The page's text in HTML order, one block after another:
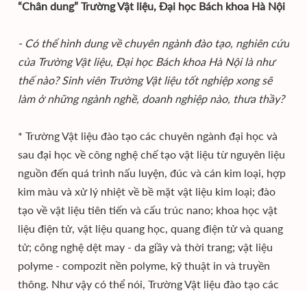
“Chân dung” Trường Vật liệu, Đại học Bách khoa Hà Nội
- Có thể hình dung về chuyên ngành đào tạo, nghiên cứu
của Trường Vật liệu, Đại học Bách khoa Hà Nội là như
thế nào? Sinh viên Trường Vật liệu tốt nghiệp xong sẽ
làm ở những ngành nghề, doanh nghiệp nào, thưa thầy?
* Trường Vật liệu đào tạo các chuyên ngành đại học và
sau đại học về công nghệ chế tạo vật liệu từ nguyên liệu
nguồn đến quá trình nấu luyện, đúc và cán kim loại, hợp
kim màu và xử lý nhiệt về bề mặt vật liệu kim loại; đào
tạo về vật liệu tiên tiến và cấu trúc nano; khoa học vật
liệu điện tử, vật liệu quang học, quang điện tử và quang
tử; công nghệ dệt may - da giầy và thời trang; vật liệu
polyme - compozit nền polyme, kỹ thuật in và truyền
thông. Như vậy có thể nói, Trường Vật liệu đào tạo các